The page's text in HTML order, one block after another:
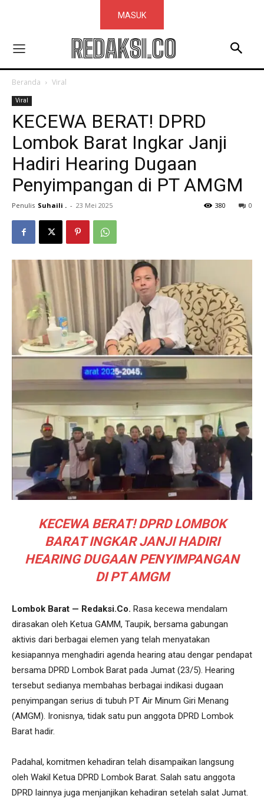
MASUK
REDAKSI.CO
Beranda Viral
Viral
KECEWA BERAT! DPRD
Lombok Barat Ingkar Janji
Hadiri Hearing Dugaan
Penyimpangan di PT AMGM
Penulis Suhaili . - 23 Mei 2025 0
380
KECEWA BERAT! DPRD LOMBOK
BARAT INGKAR JANJI HADIRI
HEARING DUGAAN PENYIMPANGAN
DI PT AMGM
Lombok Barat — Redaksi.Co. Rasa kecewa mendalam
dirasakan oleh Ketua GAMM, Taupik, bersama gabungan
aktivis dari berbagai elemen yang telah menyatakan
kesiapannya menghadiri agenda hearing atau dengar pendapat
bersama DPRD Lombok Barat pada Jumat (23/5). Hearing
tersebut sedianya membahas berbagai indikasi dugaan
penyimpangan serius di tubuh PT Air Minum Giri Menang
(AMGM). Ironisnya, tidak satu pun anggota DPRD Lombok
Barat hadir.
Padahal, komitmen kehadiran telah disampaikan langsung
oleh Wakil Ketua DPRD Lombok Barat. Salah satu anggota
DPRD lainnya juga menjanjikan kehadiran setelah salat Jumat.